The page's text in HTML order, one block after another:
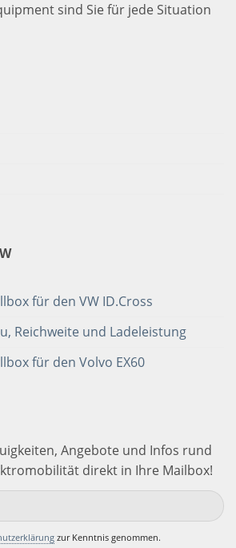
sind Sie für jede Situation
für den VW ID.Cross
Reichweite und Ladeleistung
für den Volvo EX60
Angebote und Infos rund
direkt in Ihre Mailbox!
zur Kenntnis genommen.